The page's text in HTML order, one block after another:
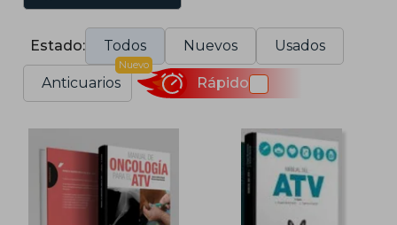
Estado: Todos Nuevos Usados
Anticuarios
Nuevo
Rápido